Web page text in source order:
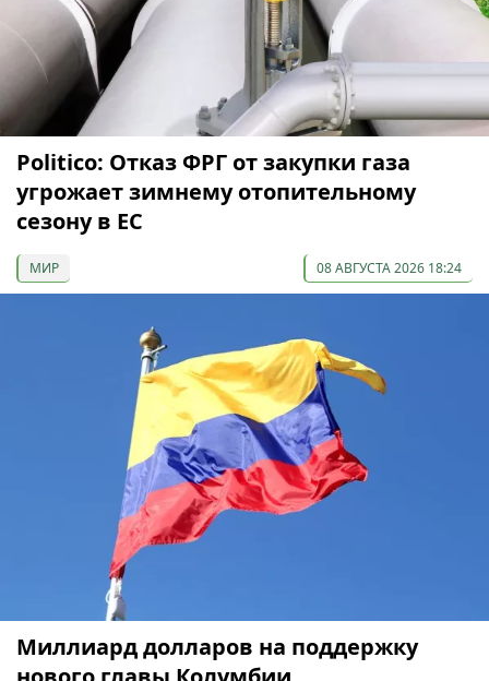
Politico: Отказ ФРГ от закупки газа
угрожает зимнему отопительному
сезону в ЕС
МИР 08 АВГУСТА 2026 18:24
Миллиард долларов на поддержку